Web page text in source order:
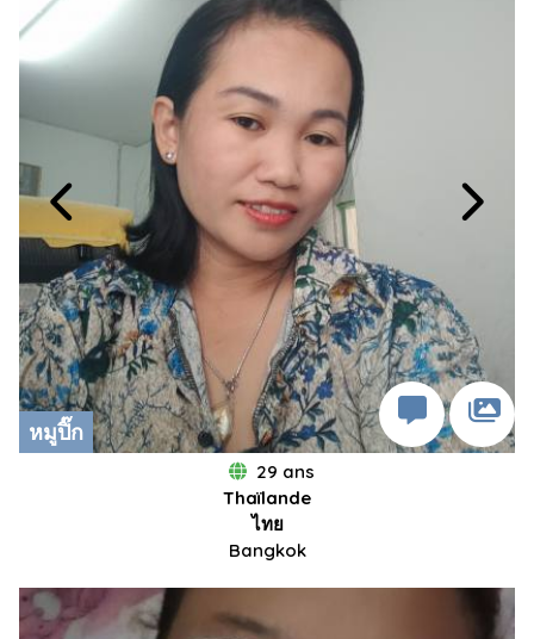
หมูปิ๊ก
29 ans
Thaïlande
ไทย
Bangkok